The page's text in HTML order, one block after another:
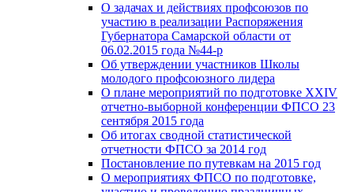
О задачах и действиях профсоюзов по
участию в реализации Распоряжения
Губернатора Самарской области от
06.02.2015 года №44-р
Об утверждении участников Школы
молодого профсоюзного лидера
О плане мероприятий по подготовке XXIV
отчетно-выборной конференции ФПСО 23
сентября 2015 года
Об итогах сводной статистической
отчетности ФПСО за 2014 год
Постановление по путевкам на 2015 год
О мероприятиях ФПСО по подготовке,